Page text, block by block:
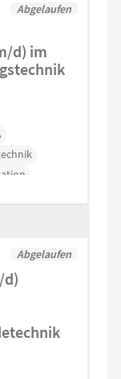
Abgelaufen
d) im
Abgelaufen
d)